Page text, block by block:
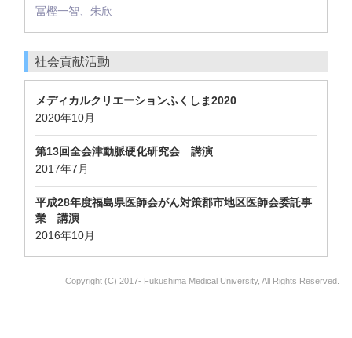
冨樫一智、朱欣
社会貢献活動
メディカルクリエーションふくしま2020
2020年10月
第13回全会津動脈硬化研究会 講演
2017年7月
平成28年度福島県医師会がん対策郡市地区医師会委託事
業 講演
2016年10月
Copyright (C) 2017- Fukushima Medical University, All Rights Reserved.